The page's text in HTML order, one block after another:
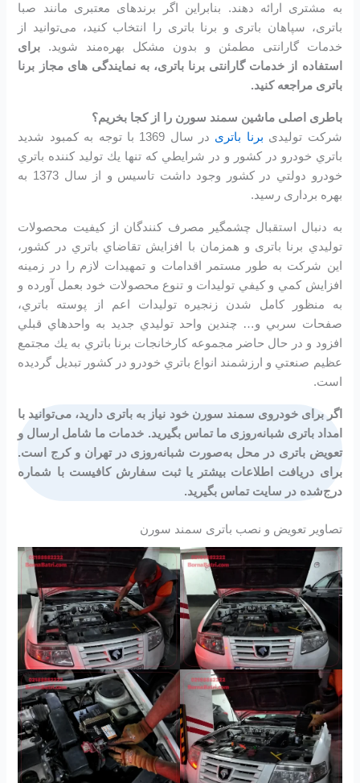
به مشتری ارائه دهند. بنابراین اگر برندهای معتبری مانند صبا
باتری، سپاهان باتری و برنا باتری را انتخاب کنید، می‌توانید از
خدمات گارانتی مطمئن و بدون مشکل بهره‌مند شوید. برای
استفاده از خدمات گارانتی برنا باتری، به نمایندگی های مجاز برنا
باتری مراجعه کنید.
باطری اصلی ماشین سمند سورن را از کجا بخریم؟
شرکت تولیدی برنا باتری
در سال 1369 با توجه به كمبود شديد
باتري خودرو در كشور و در شرايطي كه تنها يك توليد كننده باتري
خودرو دولتي در كشور وجود داشت تاسیس و از سال 1373 به
بهره برداری رسید.
به دنبال استقبال چشمگير مصرف كنندگان از كيفيت محصولات
توليدي برنا باتری و همزمان با افزايش تقاضاي باتري در كشور،
اين شرکت به طور مستمر اقدامات و تمهيدات لازم را در زمينه
افزايش كمي و كيفي توليدات و تنوع محصولات خود بعمل آورده و
به منظور كامل شدن زنجيره توليدات اعم از پوسته باتري،
صفحات سربي و… چندين واحد توليدي جديد به واحدهاي قبلي
افزود و در حال حاضر مجموعه كارخانجات برنا باتري به يك مجتمع
عظيم صنعتي و ارزشمند انواع باتري خودرو در کشور تبديل گرديده
است.
اگر برای خودروی سمند سورن خود نیاز به باتری دارید، می‌توانید با
امداد باتری شبانه‌روزی ما تماس بگیرید. خدمات ما شامل ارسال و
تعویض باتری در محل به‌صورت شبانه‌روزی در تهران و کرج است.
برای دریافت اطلاعات بیشتر یا ثبت سفارش کافیست با شماره
درج‌شده در سایت تماس بگیرید.
تصاویر تعویض و نصب باتری سمند سورن